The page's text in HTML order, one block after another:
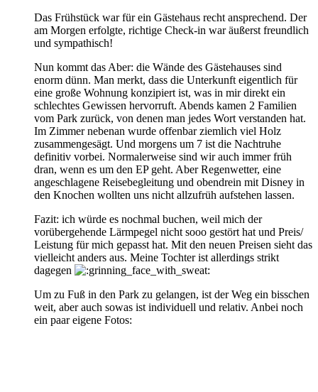
Das Frühstück war für ein Gästehaus recht ansprechend. Der
am Morgen erfolgte, richtige Check-in war äußerst freundlich
und sympathisch!
Nun kommt das Aber: die Wände des Gästehauses sind
enorm dünn. Man merkt, dass die Unterkunft eigentlich für
eine große Wohnung konzipiert ist, was in mir direkt ein
schlechtes Gewissen hervorruft. Abends kamen 2 Familien
vom Park zurück, von denen man jedes Wort verstanden hat.
Im Zimmer nebenan wurde offenbar ziemlich viel Holz
zusammengesägt. Und morgens um 7 ist die Nachtruhe
definitiv vorbei. Normalerweise sind wir auch immer früh
dran, wenn es um den EP geht. Aber Regenwetter, eine
angeschlagene Reisebegleitung und obendrein mit Disney in
den Knochen wollten uns nicht allzufrüh aufstehen lassen.
Fazit: ich würde es nochmal buchen, weil mich der
vorübergehende Lärmpegel nicht sooo gestört hat und Preis/
Leistung für mich gepasst hat. Mit den neuen Preisen sieht das
vielleicht anders aus. Meine Tochter ist allerdings strikt
dagegen
Um zu Fuß in den Park zu gelangen, ist der Weg ein bisschen
weit, aber auch sowas ist individuell und relativ. Anbei noch
ein paar eigene Fotos: